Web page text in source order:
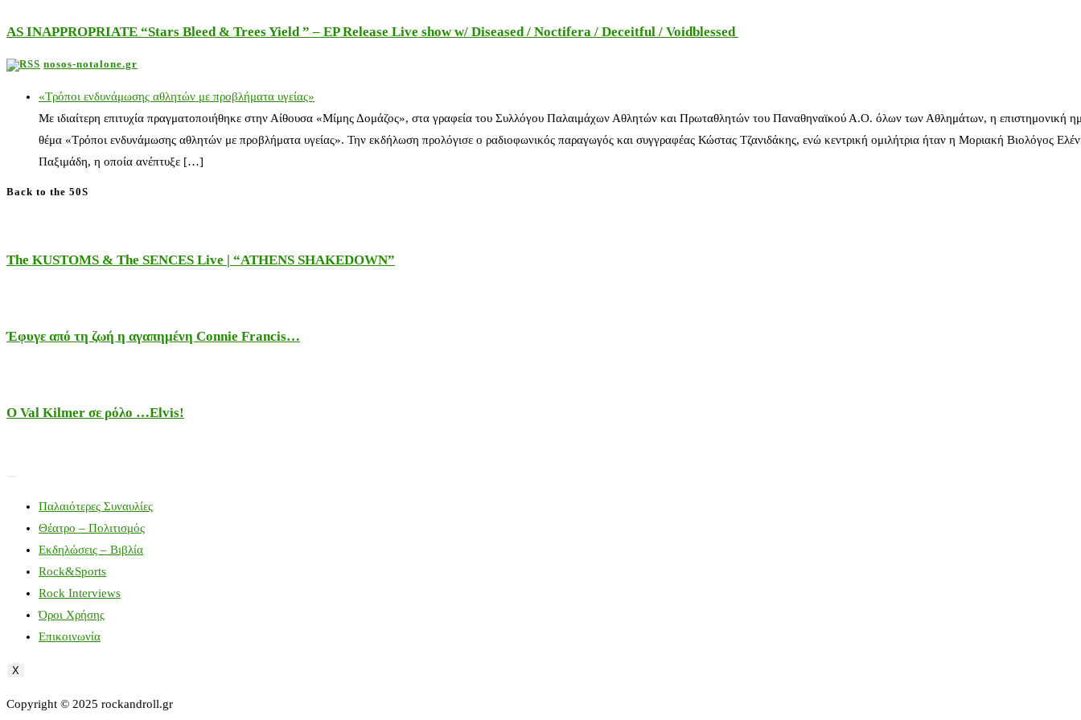
AS INAPPROPRIATE “Stars Bleed & Trees Yield ” – EP Release Live show w/ Diseased / Noctifera / Deceitful / Voidblessed
nosos-notalone.gr
«Τρόποι ενδυνάμωσης αθλητών με προβλήματα υγείας»
Με ιδιαίτερη επιτυχία πραγματοποιήθηκε στην Αίθουσα «Μίμης Δομάζος», στα γραφεία του Συλλόγου Παλαιμάχων Αθλητών και Πρωταθλητών του Παναθηναϊκού Α.Ο. όλων των Αθλημάτων, η επιστημονική
θέμα «Τρόποι ενδυνάμωσης αθλητών με προβλήματα υγείας». Την εκδήλωση προλόγισε ο ραδιοφωνικός παραγωγός και συγγραφέας Κώστας Τζανιδάκης, ενώ κεντρική ομιλήτρια ήταν η Μοριακή Βιολόγος
Παξιμάδη, η οποία ανέπτυξε […]
Back to the 50S
The KUSTOMS & The SENCES Live | “ATHENS SHAKEDOWN”
Έφυγε από τη ζωή η αγαπημένη Connie Francis…
Ο Val Kilmer σε ρόλο …Elvis!
Παλαιότερες Συναυλίες
Θέατρο – Πολιτισμός
Εκδηλώσεις – Βιβλία
Rock&Sports
Rock Interviews
Όροι Χρήσης
Επικοινωνία
X
Copyright © 2025 rockandroll.gr